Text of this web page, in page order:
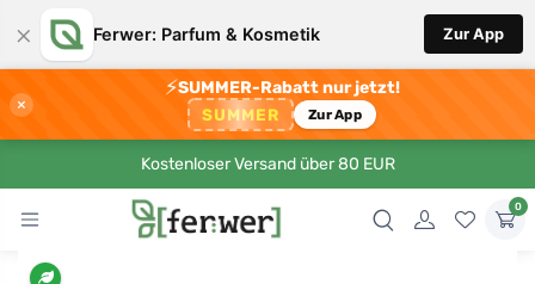
× Ferwer: Parfum & Kosmetik Zur App
×
⚡SUMMER-Rabatt nur jetzt!
SUMMER Zur App
Kostenloser Versand über 80 EUR
0